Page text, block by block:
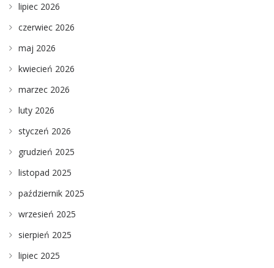
lipiec 2026
czerwiec 2026
maj 2026
kwiecień 2026
marzec 2026
luty 2026
styczeń 2026
grudzień 2025
listopad 2025
październik 2025
wrzesień 2025
sierpień 2025
lipiec 2025